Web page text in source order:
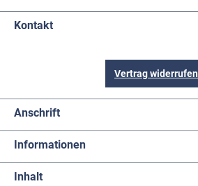
Kontakt
Vertrag widerrufen
Anschrift
Informationen
Inhalt